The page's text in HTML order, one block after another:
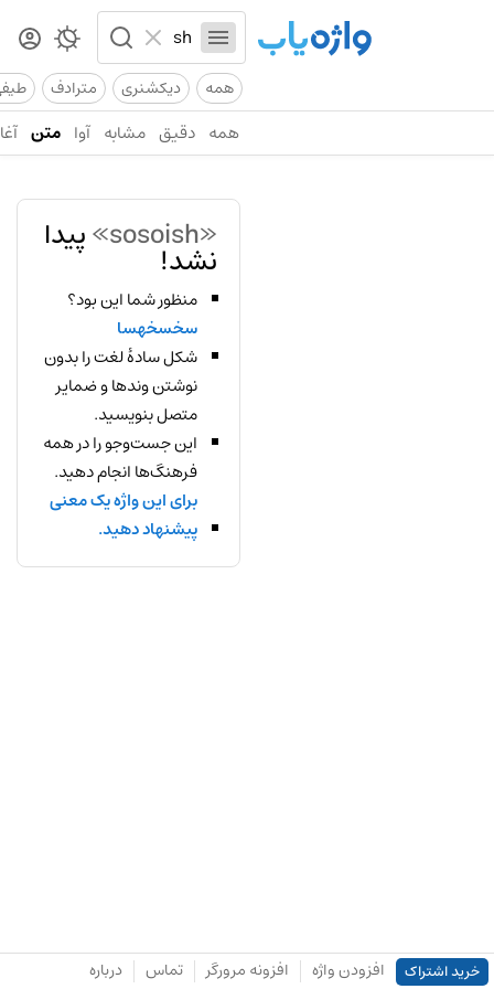
همه دیکشنری مترادف
همه دقیق مشابه آوا متن
«sosoish» پیدا
نشد!
منظور شما این بود؟
سخسخهسا
شکل سادهٔ لغت را بدون
نوشتن وندها و ضمایر
متصل بنویسید.
این جست‌وجو را در همه
فرهنگ‌ها انجام دهید.
برای این واژه یک معنی
پیشنهاد دهید.
خرید اشتراک افزودن واژه افزونه مرورگر تماس درباره